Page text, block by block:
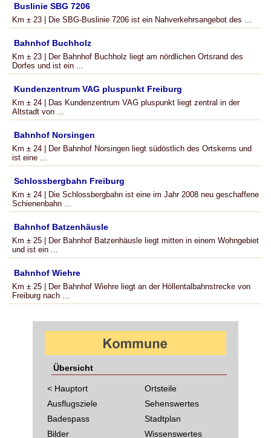
Buslinie SBG 7206
Km ± 23 | Die SBG-Buslinie 7206 ist ein Nahverkehrsangebot des ...
Bahnhof Buchholz
Km ± 23 | Der Bahnhof Buchholz liegt am nördlichen Ortsrand des
Dorfes und ist ein ...
Kundenzentrum VAG pluspunkt Freiburg
Km ± 24 | Das Kundenzentrum VAG pluspunkt liegt zentral in der
Altstadt von ...
Bahnhof Norsingen
Km ± 24 | Der Bahnhof Norsingen liegt südöstlich des Ortskerns und
ist eine ...
Schlossbergbahn Freiburg
Km ± 24 | Die Schlossbergbahn ist eine im Jahr 2008 neu geschaffene
Schienenbahn ...
Bahnhof Batzenhäusle
Km ± 25 | Der Bahnhof Batzenhäusle liegt mitten in einem Wohngebiet
und ist ein ...
Bahnhof Wiehre
Km ± 25 | Der Bahnhof Wiehre liegt an der Höllentalbahnstrecke von
Freiburg nach ...
Übersicht
< Hauptort
Ausflugsziele
Badespass
Bilder
Ortsteile
Sehenswertes
Stadtplan
Wissenswertes